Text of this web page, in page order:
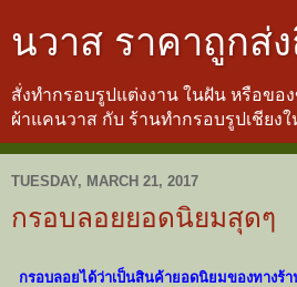
นวาส ราคาถูกส่
สั่งทำกรอบรูปแต่งงาน ในฝัน หรือขอ
ผ้าแคนวาส กับ ร้านทำกรอบรูปเชียงใ
TUESDAY, MARCH 21, 2017
กรอบลอยยอดนิยมสุดๆ
กรอบลอยได้ว่าเป็นสินค้ายอดนิยมของทางร้